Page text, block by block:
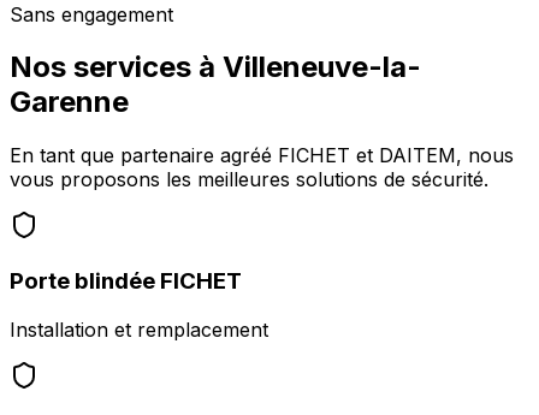
Sans engagement
Nos services à Villeneuve-la-
Garenne
En tant que partenaire agréé FICHET et DAITEM, nous
vous proposons les meilleures solutions de sécurité.
Porte blindée FICHET
Installation et remplacement